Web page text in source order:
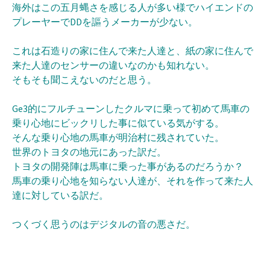
海外はこの五月蝿さを感じる人が多い様でハイエンドの
プレーヤーでDDを謳うメーカーが少ない。
これは石造りの家に住んで来た人達と、紙の家に住んで
来た人達のセンサーの違いなのかも知れない。
そもそも聞こえないのだと思う。
Ge3的にフルチューンしたクルマに乗って初めて馬車の
乗り心地にビックリした事に似ている気がする。
そんな乗り心地の馬車が明治村に残されていた。
世界のトヨタの地元にあった訳だ。
トヨタの開発陣は馬車に乗った事があるのだろうか？
馬車の乗り心地を知らない人達が、それを作って来た人
達に対している訳だ。
つくづく思うのはデジタルの音の悪さだ。